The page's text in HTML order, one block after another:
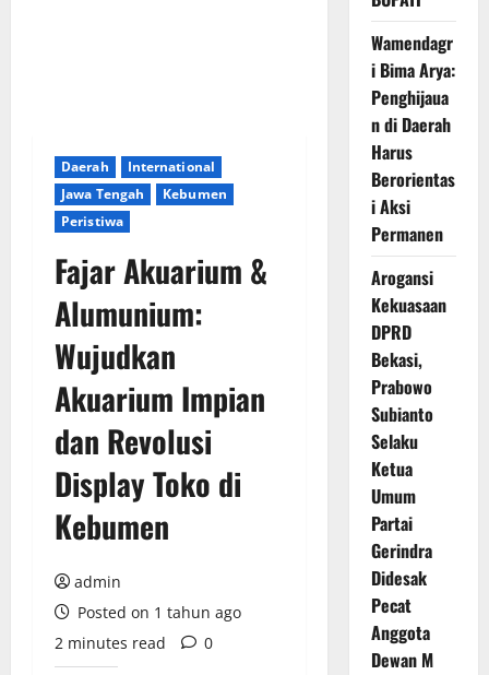
Daerah
International
Jawa Tengah
Kebumen
Peristiwa
Fajar Akuarium &
Alumunium:
Wujudkan
Akuarium Impian
dan Revolusi
Display Toko di
Kebumen
admin
Posted on 1 tahun ago
2 minutes read
0
Wamendagr
i Bima Arya:
Penghijaua
n di Daerah
Harus
Berorientas
i Aksi
Permanen
Arogansi
Kekuasaan
DPRD
Bekasi,
Prabowo
Subianto
Selaku
Ketua
Umum
Partai
Gerindra
Didesak
Pecat
Anggota
Dewan M